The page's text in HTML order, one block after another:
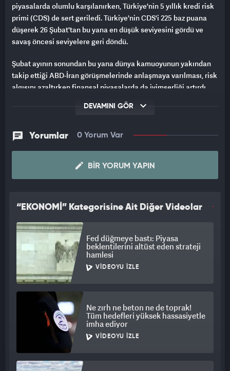
piyasalarda olumlu karşılanırken, Türkiye'nin 5 yıllık kredi risk
primi (CDS) de sert geriledi. Türkiye'nin CDS'i 225 baz puana
düşerek 26 Şubat'tan bu yana en düşük seviyesini gördü ve
savaş öncesi seviyelere geri döndü.
Şubat ayının sonundan bu yana dünya kamuoyunun yakından
takip ettiği ABD-İran görüşmelerinde anlaşmaya varılması, risk
algısını azaltırken finansal piyasalarda da iyimserliği artırdı.
Türkiye'nin risk göstergelerinde dikkat çeken bir iyileşme
Taraflar arasında hazırlanan mutabakat zaptının 19 Haziran'da
Boğazı'nın geçiş ücreti alınmaksızın yeniden açılması ve deniz
taşımacılığının 30 gün içinde savaş öncesi seviyelere
taahhüdünde bulunması öngörülüyor.
DEVAMINI GÖR
Yorumlar 0 Yorum Var
BIR YORUM YAPIN
“EKONOMİ” Kategorisine Ait Diğer Videolar
Fed düğmeye bastı: Piyasa
beklentilerini altüst eden strateji
hamlesi
VIDEOYU İZLE
Ne zırh ne beton ne de toprak!
Tüm hedefleri yüksek hassasiyetle
imha ediyor
VIDEOYU İZLE